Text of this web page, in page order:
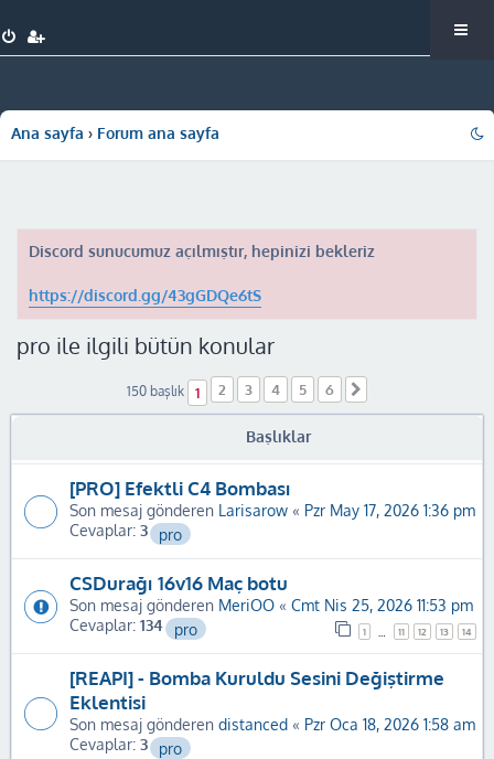
Ana sayfa Forum ana sayfa
Discord sunucumuz açılmıştır, hepinizi bekleriz
https://discord.gg/43gGDQe6tS
pro ile ilgili bütün konular
150 başlık 1 2 3 4 5 6
Başlıklar
[PRO] Efektli C4 Bombası
Son mesaj gönderen Larisarow « Pzr May 17, 2026 1:36 pm
Cevaplar: 3 pro
CSDurağı 16v16 Maç botu
Son mesaj gönderen MeriOO « Cmt Nis 25, 2026 11:53 pm
Cevaplar: 134 1 11 12 13 14
pro
[REAPI] - Bomba Kuruldu Sesini Değiştirme
Eklentisi
Son mesaj gönderen distanced « Pzr Oca 18, 2026 1:58 am
Cevaplar: 3 pro